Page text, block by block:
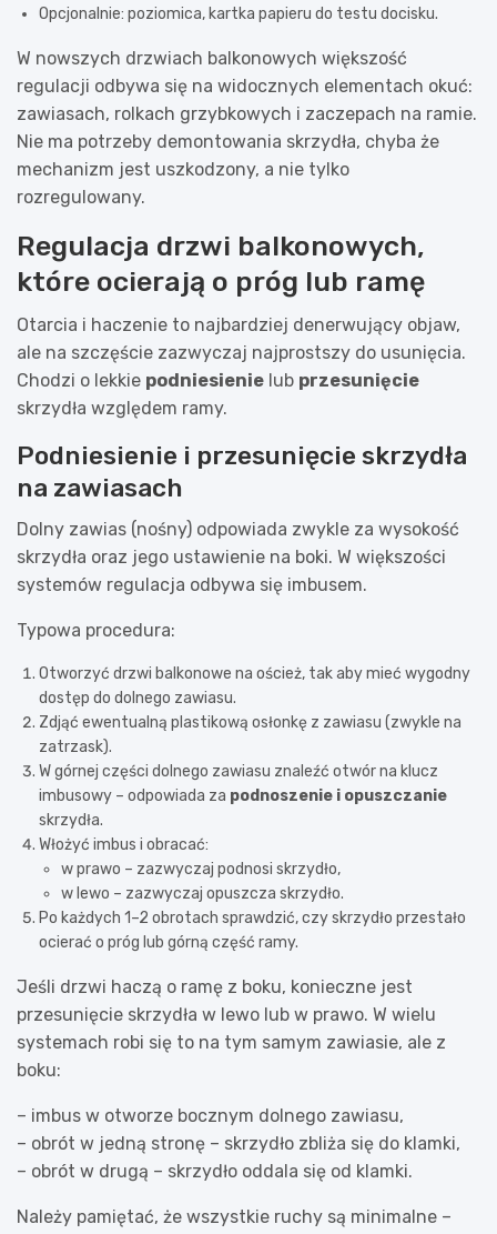
Opcjonalnie: poziomica, kartka papieru do testu docisku.
W nowszych drzwiach balkonowych większość
regulacji odbywa się na widocznych elementach okuć:
zawiasach, rolkach grzybkowych i zaczepach na ramie.
Nie ma potrzeby demontowania skrzydła, chyba że
mechanizm jest uszkodzony, a nie tylko
rozregulowany.
Regulacja drzwi balkonowych,
które ocierają o próg lub ramę
Otarcia i haczenie to najbardziej denerwujący objaw,
ale na szczęście zazwyczaj najprostszy do usunięcia.
Chodzi o lekkie podniesienie lub przesunięcie
skrzydła względem ramy.
Podniesienie i przesunięcie skrzydła
na zawiasach
Dolny zawias (nośny) odpowiada zwykle za wysokość
skrzydła oraz jego ustawienie na boki. W większości
systemów regulacja odbywa się imbusem.
Typowa procedura:
Otworzyć drzwi balkonowe na oścież, tak aby mieć wygodny
dostęp do dolnego zawiasu.
Zdjąć ewentualną plastikową osłonkę z zawiasu (zwykle na
zatrzask).
W górnej części dolnego zawiasu znaleźć otwór na klucz
imbusowy – odpowiada za podnoszenie i opuszczanie
skrzydła.
Włożyć imbus i obracać:
w prawo – zazwyczaj podnosi skrzydło,
w lewo – zazwyczaj opuszcza skrzydło.
Po każdych 1–2 obrotach sprawdzić, czy skrzydło przestało
ocierać o próg lub górną część ramy.
Jeśli drzwi haczą o ramę z boku, konieczne jest
przesunięcie skrzydła w lewo lub w prawo. W wielu
systemach robi się to na tym samym zawiasie, ale z
boku:
– imbus w otworze bocznym dolnego zawiasu,
– obrót w jedną stronę – skrzydło zbliża się do klamki,
– obrót w drugą – skrzydło oddala się od klamki.
Należy pamiętać, że wszystkie ruchy są minimalne –